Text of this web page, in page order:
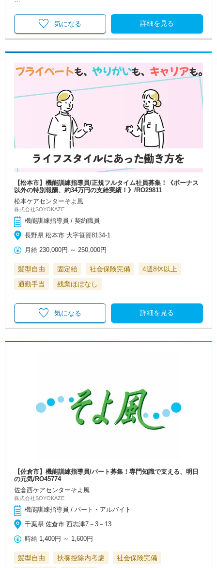
詳細を見る
気になる
【松本市】機能訓練指導員/正規フルタイム社員募集！《ボーナス
以外の特別報酬、約34万円の支給実績！》/RO29811
松本ケアセンターそよ風
株式会社SOYOKAZE
機能訓練指導員 / 契約職員
長野県 松本市 大字笹賀8134-1
月給 230,000円 ～ 250,000円
髪型自由 固定給 社会保険完備
4週8休以上
通勤手当
残業ほぼなし
詳細を見る
気になる
【佐倉市】機能訓練指導員/パート募集！専門知識で支える、明日
の元気/RO45774
佐倉西ケアセンターそよ風
株式会社SOYOKAZE
機能訓練指導員 / パート・アルバイト
千葉県 佐倉市 西志津7－3－13
時給 1,400円 ～ 1,600円
髪型自由 扶養控除内考慮
社会保険完備